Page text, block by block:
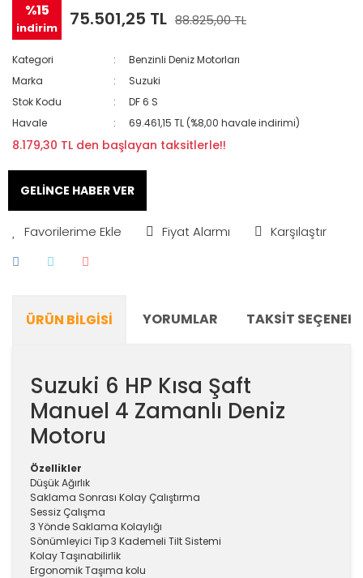
%15
indirim 75.501,25 TL 88.825,00 TL
Kategori
Benzinli Deniz Motorları
Marka
Suzuki
Stok Kodu
DF 6 S
Havale
69.461,15 TL (%8,00 havale indirimi)
8.179,30 TL den başlayan taksitlerle!!
GELİNCE HABER VER
Fiyat Alarmı Karşılaştır
ÜRÜN BILGISI YORUMLAR TAKSIT
Suzuki 6 HP Kısa Şaft
Manuel 4 Zamanlı Deniz
Motoru
Özellikler
Düşük Ağırlık
Saklama Sonrası Kolay Çalıştırma
Sessiz Çalışma
3 Yönde Saklama Kolaylığı
Sönümleyici Tip 3 Kademeli Tilt Sistemi
Kolay Taşınabilirlik
Ergonomik Taşıma kolu